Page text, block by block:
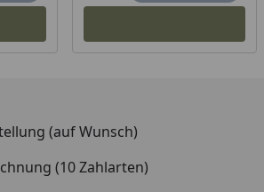
(auf Wunsch)
(10 Zahlarten)